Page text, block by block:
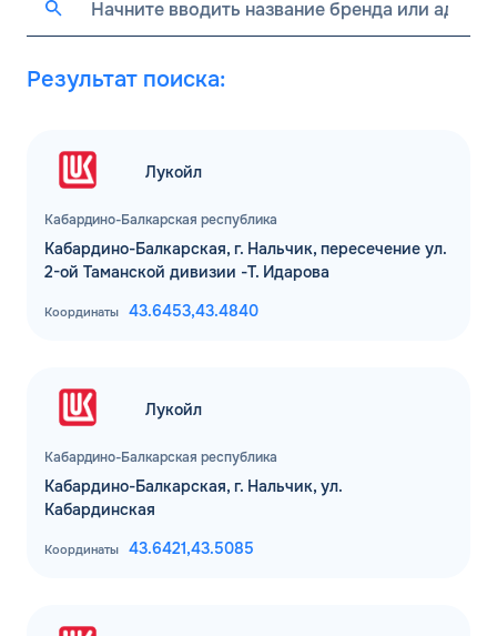
Результат поиска:
Кабардино-Балкарская республика
Лукойл
Кабардино-Балкарская, г. Нальчик, пересечение ул.
2-ой Таманской дивизии -Т. Идарова
Координаты 43.6453,43.4840
Кабардино-Балкарская республика
Лукойл
Кабардино-Балкарская, г. Нальчик, ул.
Кабардинская
Координаты 43.6421,43.5085